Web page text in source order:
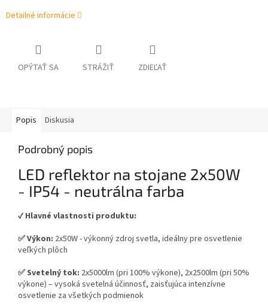
Detailné informácie
OPÝTAŤ SA STRÁŽIŤ ZDIEĽAŤ
Popis Diskusia
Podrobný popis
LED reflektor na stojane 2x50W
- IP54 - neutrálna farba
✔️ Hlavné vlastnosti produktu:
✅ Výkon: 2x50W - výkonný zdroj svetla, ideálny pre osvetlenie
veľkých plôch
✅ Svetelný tok: 2x5000lm (pri 100% výkone), 2x2500lm (pri 50%
výkone) – vysoká svetelná účinnosť, zaisťujúca intenzívne
osvetlenie za všetkých podmienok